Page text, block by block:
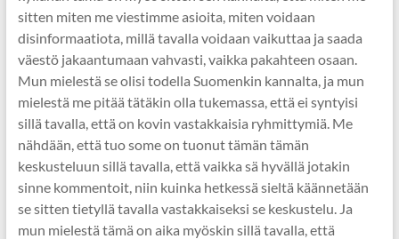
sitten miten me viestimme asioita, miten voidaan
disinformaatiota, millä tavalla voidaan vaikuttaa ja saada
väestö jakaantumaan vahvasti, vaikka pakahteen osaan.
Mun mielestä se olisi todella Suomenkin kannalta, ja mun
mielestä me pitää tätäkin olla tukemassa, että ei syntyisi
sillä tavalla, että on kovin vastakkaisia ryhmittymiä. Me
nähdään, että tuo some on tuonut tämän tämän
keskusteluun sillä tavalla, että vaikka sä hyvällä jotakin
sinne kommentoit, niin kuinka hetkessä sieltä käännetään
se sitten tietyllä tavalla vastakkaiseksi se keskustelu. Ja
mun mielestä tämä on aika myöskin sillä tavalla, että